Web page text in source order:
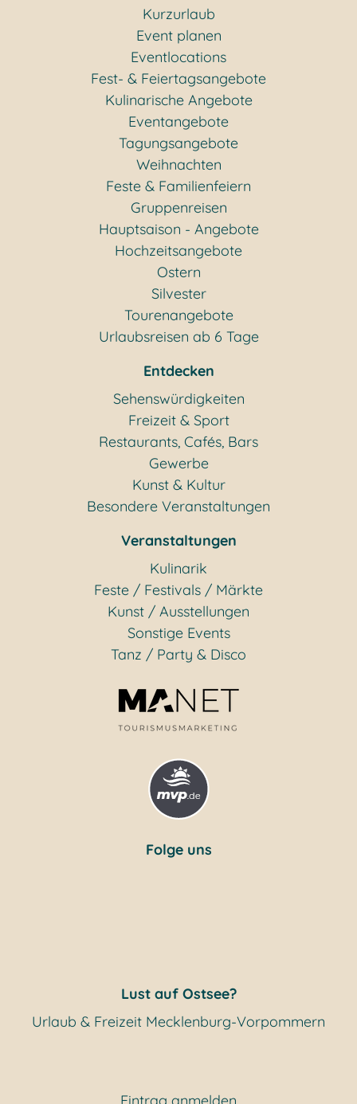
Kurzurlaub
Event planen
Eventlocations
Fest- & Feiertagsangebote
Kulinarische Angebote
Eventangebote
Tagungsangebote
Weihnachten
Feste & Familienfeiern
Gruppenreisen
Hauptsaison - Angebote
Hochzeitsangebote
Ostern
Silvester
Tourenangebote
Urlaubsreisen ab 6 Tage
Entdecken
Sehenswürdigkeiten
Freizeit & Sport
Restaurants, Cafés, Bars
Gewerbe
Kunst & Kultur
Besondere Veranstaltungen
Veranstaltungen
Kulinarik
Feste / Festivals / Märkte
Kunst / Ausstellungen
Sonstige Events
Tanz / Party & Disco
Folge uns
Lust auf Ostsee?
Urlaub & Freizeit Mecklenburg-Vorpommern
Eintrag anmelden